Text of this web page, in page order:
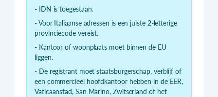
- IDN is toegestaan.
- Voor Italiaanse adressen is een juiste 2-letterige
provinciecode vereist.
- Kantoor of woonplaats moet binnen de EU
liggen.
- De registrant moet staatsburgerschap, verblijf of
een commercieel hoofdkantoor hebben in de EER,
Vaticaanstad, San Marino, Zwitserland of het